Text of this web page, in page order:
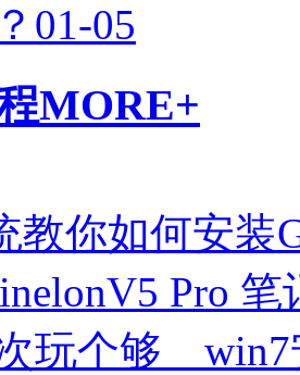
01-05
MORE+
教你如何安装
Pro
玩个够 win7